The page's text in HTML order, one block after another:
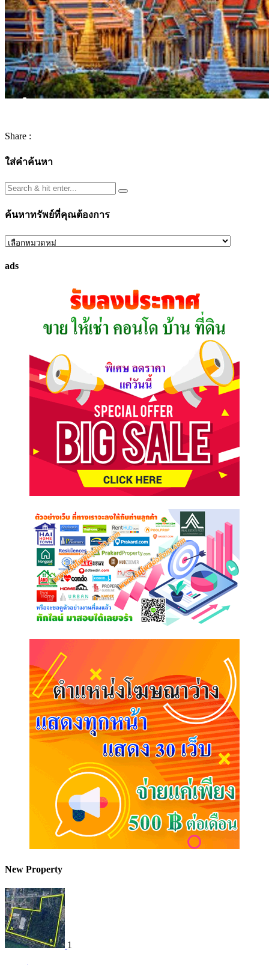
Share :
ใส่คำค้นหา
ค้นหาทรัพย์ที่คุณต้องการ
ค้นหา
ที่
ads
New Property
1